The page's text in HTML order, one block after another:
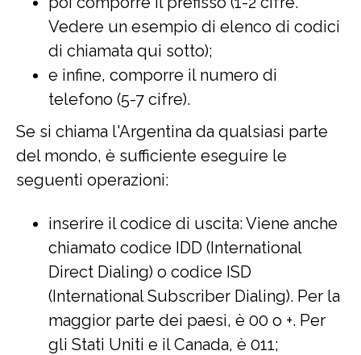
Vedere un esempio di elenco di codici
di chiamata qui sotto);
e infine, comporre il numero di
telefono (5-7 cifre).
Se si chiama l'Argentina da qualsiasi parte
del mondo, è sufficiente eseguire le
seguenti operazioni:
inserire il codice di uscita: Viene anche
chiamato codice IDD (International
Direct Dialing) o codice ISD
(International Subscriber Dialing). Per la
maggior parte dei paesi, è 00 o +. Per
gli Stati Uniti e il Canada, è 011;